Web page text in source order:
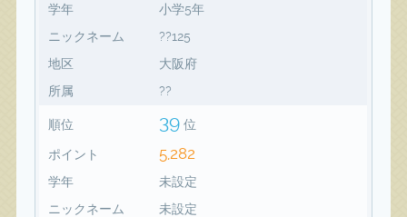
学年
小学5年
ニックネーム
??125
地区
大阪府
所属
??
順位 39 位
ポイント 5,282
学年
未設定
ニックネーム
未設定